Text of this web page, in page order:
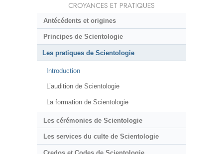
CROYANCES ET PRATIQUES
Antécédents et origines
Principes de Scientologie
Les pratiques de Scientologie
Introduction
L’audition de Scientologie
La formation de Scientologie
Les cérémonies de Scientologie
Les services du culte de Scientologie